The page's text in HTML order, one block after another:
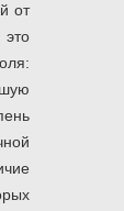
от